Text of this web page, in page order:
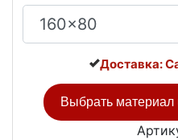
Доставка:
Выбрать материал